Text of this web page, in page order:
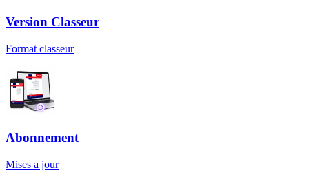
Version Classeur
Format classeur
Abonnement
Mises a jour